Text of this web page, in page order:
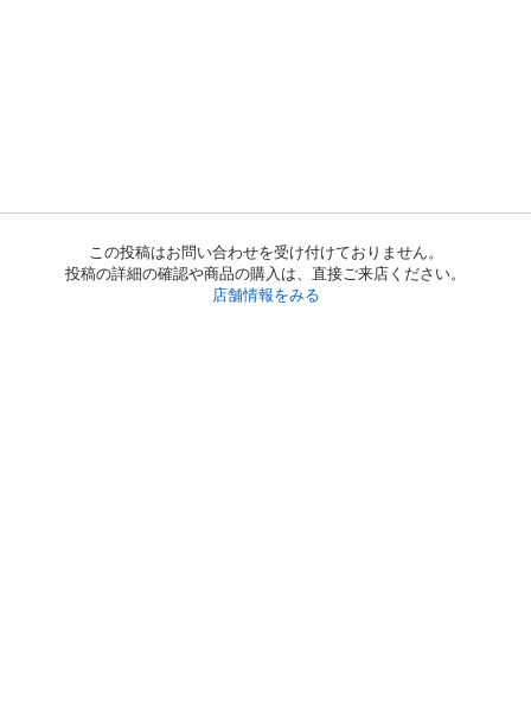
この投稿はお問い合わせを受け付けておりません。
投稿の詳細の確認や商品の購入は、直接ご来店ください。
店舗情報をみる